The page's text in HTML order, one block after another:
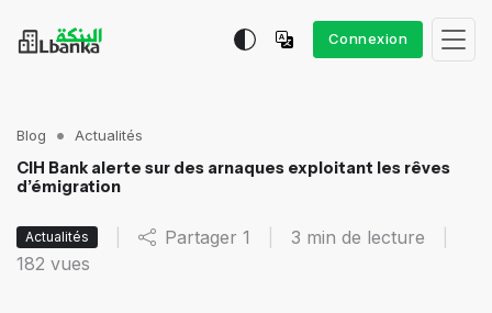
Connexion
Blog Actualités
CIH Bank alerte sur des arnaques exploitant les rêves
d’émigration
Actualités Partager 1 3 min de lecture
182 vues